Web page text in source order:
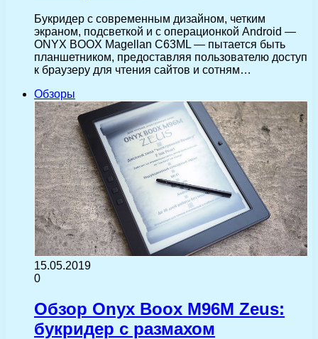
Букридер с современным дизайном, четким
экраном, подсветкой и с операционкой Android —
ONYX BOOX Magellan C63ML — пытается быть
планшетником, предоставляя пользователю доступ
к браузеру для чтения сайтов и сотням…
Обзоры
15.05.2019
0
Обзор Onyx Boox M96M Zeus:
букридер с размахом